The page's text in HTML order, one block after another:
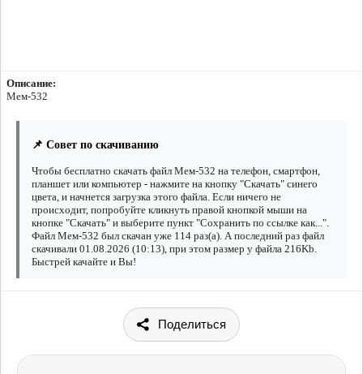
Описание:
Мем-532
📌 Совет по скачиванию
Чтобы бесплатно скачать файл Мем-532 на телефон, смартфон,
планшет или компьютер - нажмите на кнопку "Скачать" синего
цвета, и начнется загрузка этого файла. Если ничего не
происходит, попробуйте кликнуть правой кнопкой мыши на
кнопке "Скачать" и выберите пункт "Сохранить по ссылке как...".
Файл Мем-532 был скачан уже 114 раз(а). А последний раз файл
скачивали 01.08.2026 (10:13), при этом размер у файла 216Kb.
Быстрей качайте и Вы!
Поделиться